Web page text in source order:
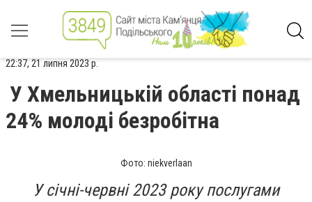
22:37, 21 липня 2023 р.
У Хмельницькій області понад
24% молоді безробітна
Фото: niekverlaan
У січні-червні 2023 року послугами